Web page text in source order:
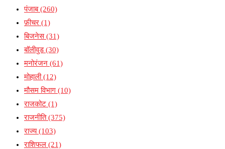
पंजाब(260)
फ़ीचर (1)
बिजनेस(31)
बॉलीवुड(30)
मनोरंजन (61)
मोहाली(12)
मौसम विभाग (10)
राजकोट (1)
राजनीति(375)
राज्य(103)
राशिफल (21)